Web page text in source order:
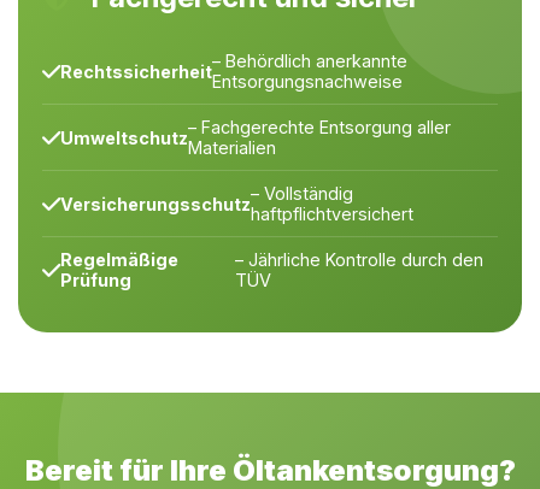
Rechtssicherheit– Behördlich anerkannte
Entsorgungsnachweise
Umweltschutz– Fachgerechte Entsorgung aller
Materialien
Versicherungsschutz– Vollständig
haftpflichtversichert
Regelmäßige
Prüfung
– Jährliche Kontrolle durch den
TÜV
Bereit für Ihre Öltankentsorgung?